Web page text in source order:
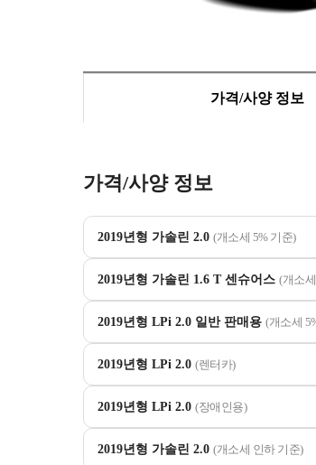
가격/사양 정보
가격/사양 정보
2019년형 가솔린 2.0 (개소세 5% 기준)
2019년형 가솔린 1.6 T 센슈어스 (개소
2019년형 LPi 2.0 일반 판매용 (개소세
2019년형 LPi 2.0 (렌터카)
2019년형 LPi 2.0 (장애인용)
2019년형 가솔린 2.0 (개소세 인하 기준)